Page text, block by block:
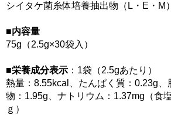
シイタケ菌糸体培養抽出物（L・E・
■内容量
75g（2.5g×30袋入）
■栄養成分表示 ：1袋（2.5gあたり）
熱量：8.55kcal、たんぱく質：0.23g
物：1.95g、ナトリウム：1.37mg（食
ｇ）